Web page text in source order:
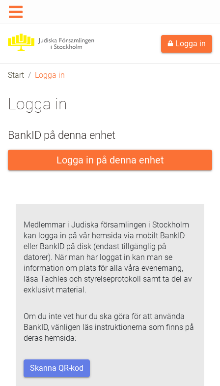
Logga in
Start Logga in
Logga in
BankID på denna enhet
Logga in på denna enhet
Medlemmar i Judiska församlingen i Stockholm
kan logga in på vår hemsida via mobilt BankID
eller BankID på disk (endast tillgänglig på
datorer). När man har loggat in kan man se
information om plats för alla våra evenemang,
läsa Tachles och styrelseprotokoll samt ta del av
exklusivt material.
Om du inte vet hur du ska göra för att använda
BankID, vänligen läs instruktionerna som finns på
deras hemsida:
Skanna QR-kod